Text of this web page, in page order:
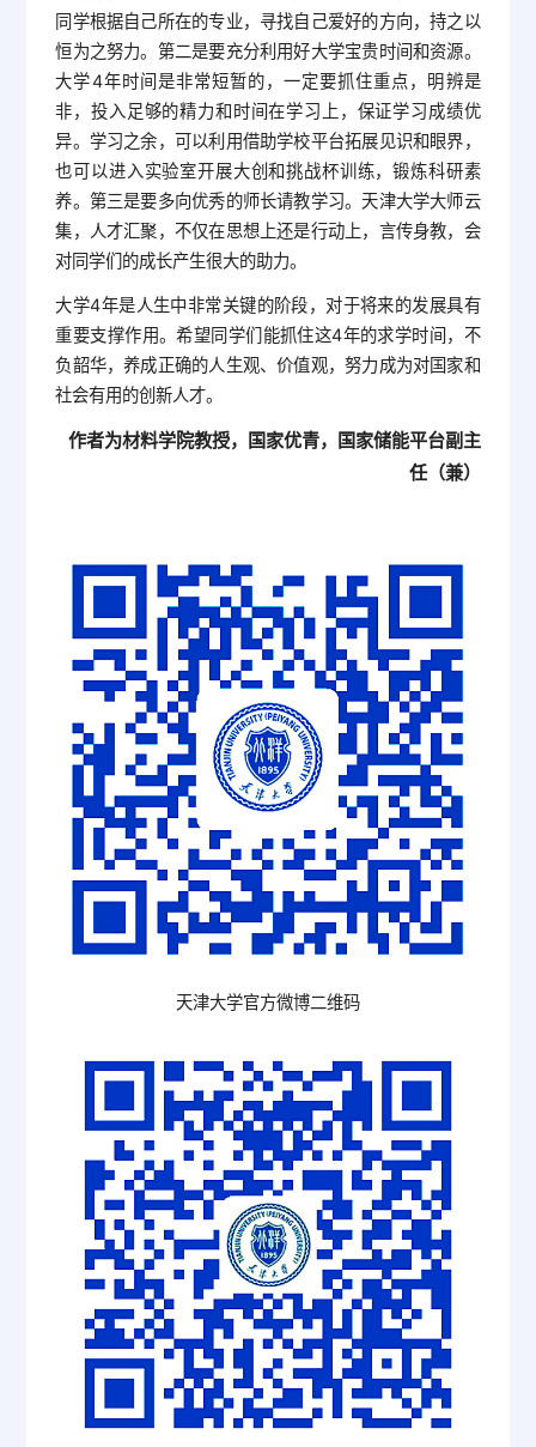
同学根据自己所在的专业，寻找自己爱好的方向，持之以
恒为之努力。第二是要充分利用好大学宝贵时间和资源。
大学4年时间是非常短暂的，一定要抓住重点，明辨是
非，投入足够的精力和时间在学习上，保证学习成绩优
异。学习之余，可以利用借助学校平台拓展见识和眼界，
也可以进入实验室开展大创和挑战杯训练，锻炼科研素
养。第三是要多向优秀的师长请教学习。天津大学大师云
集，人才汇聚，不仅在思想上还是行动上，言传身教，会
对同学们的成长产生很大的助力。
大学4年是人生中非常关键的阶段，对于将来的发展具有
重要支撑作用。希望同学们能抓住这4年的求学时间，不
负韶华，养成正确的人生观、价值观，努力成为对国家和
社会有用的创新人才。
作者为材料学院教授，国家优青，国家储能平台副主
任（兼）
天津大学官方微博二维码